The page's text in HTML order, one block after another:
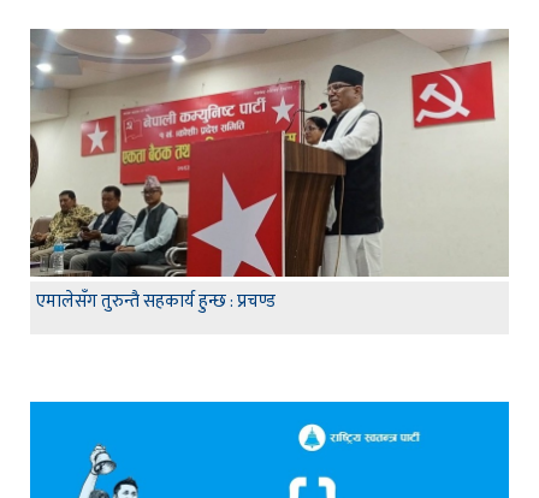
एमालेसँग तुरुन्तै सहकार्य हुन्छ : प्रचण्ड